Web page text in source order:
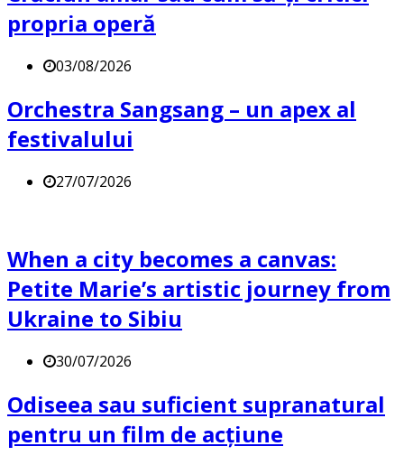
propria operă
03/08/2026
Orchestra Sangsang – un apex al
festivalului
27/07/2026
When a city becomes a canvas:
Petite Marie’s artistic journey from
Ukraine to Sibiu
30/07/2026
Odiseea sau suficient supranatural
pentru un film de acțiune